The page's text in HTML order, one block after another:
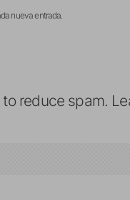
nueva entrada.
reduce spam.